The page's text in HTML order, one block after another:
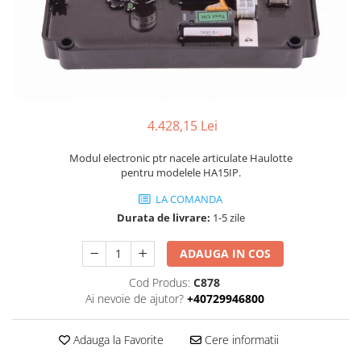
Punti - axe
Diverse piese transmisie
Piese ambreiaj
Planetare
Cruce cardan
Roti teren accidentat
Roti non-marking
Anvelope
Roata transpaleta
Piese motor Yanmar
Piese Fiat
Piese Snorkel
Piese Vapormatic
Piese Yale
Piese Hyster
4.428,15 Lei
Modul electronic ptr nacele articulate Haulotte
pentru modelele HA15IP.
LA COMANDA
Durata de livrare: 1-5 zile
ADAUGA IN COS
Cod Produs: C878
Ai nevoie de ajutor? +40729946800
Adauga la Favorite Cere informatii